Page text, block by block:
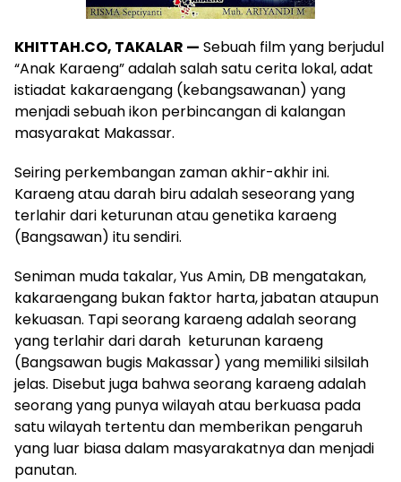
KHITTAH.CO, TAKALAR — Sebuah film yang berjudul
“Anak Karaeng” adalah salah satu cerita lokal, adat
istiadat kakaraengang (kebangsawanan) yang
menjadi sebuah ikon perbincangan di kalangan
masyarakat Makassar.
Seiring perkembangan zaman akhir-akhir ini.
Karaeng atau darah biru adalah seseorang yang
terlahir dari keturunan atau genetika karaeng
(Bangsawan) itu sendiri.
Seniman muda takalar, Yus Amin, DB mengatakan,
kakaraengang bukan faktor harta, jabatan ataupun
kekuasan. Tapi seorang karaeng adalah seorang
yang terlahir dari darah keturunan karaeng
(Bangsawan bugis Makassar) yang memiliki silsilah
jelas. Disebut juga bahwa seorang karaeng adalah
seorang yang punya wilayah atau berkuasa pada
satu wilayah tertentu dan memberikan pengaruh
yang luar biasa dalam masyarakatnya dan menjadi
panutan.